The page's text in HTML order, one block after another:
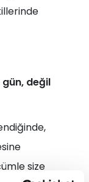
değil
size